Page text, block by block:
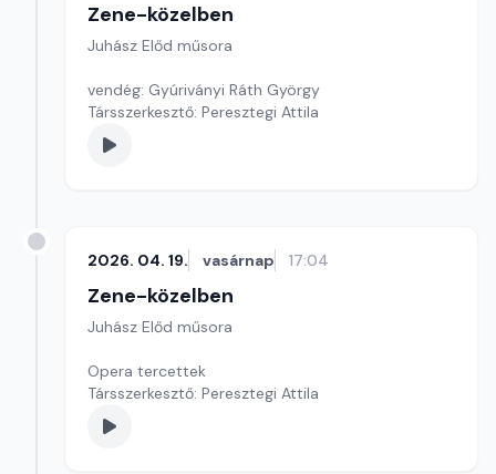
Zene-közelben
Juhász Előd műsora
vendég: Gyúriványi Ráth György
Társszerkesztő: Peresztegi Attila
2026. 04. 19. vasárnap 17:04
Zene-közelben
Juhász Előd műsora
Opera tercettek
Társszerkesztő: Peresztegi Attila